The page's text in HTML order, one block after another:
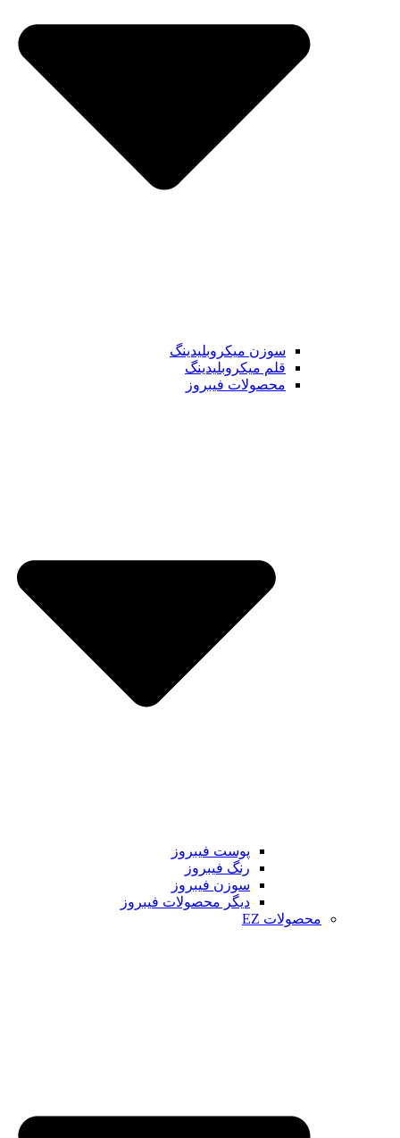
سوزن میکروبلیدینگ
قلم میکروبلیدینگ
محصولات فیبروز
پوست فیبروز
رنگ فیبروز
سوزن فیبروز
دیگر محصولات فیبروز
محصولات EZ